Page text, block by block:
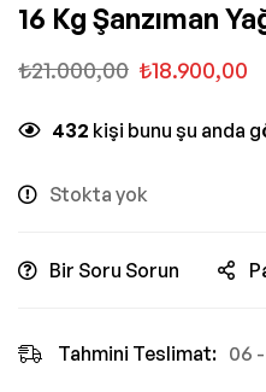
16 Kg Şanzıman
₺21.000,00 ₺18.900,00
432 kişi bunu şu anda
Stokta yok
Bir Soru Sorun
Tahmini Teslimat: 06